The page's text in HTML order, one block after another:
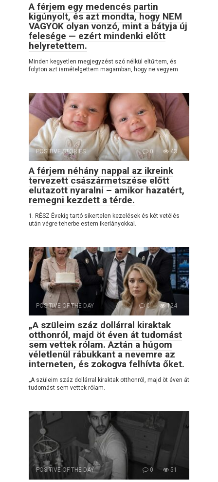
A férjem egy medencés partin
kigúnyolt, és azt mondta, hogy NEM
VAGYOK olyan vonzó, mint a bátyja új
felesége — ezért mindenki előtt
helyretettem.
Minden kegyetlen megjegyzést szó nélkül eltűrtem, és
folyton azt ismételgettem magamban, hogy ne vegyem
POSITIVE STORIES 0 43
A férjem néhány nappal az ikreink
tervezett császármetszése előtt
elutazott nyaralni – amikor hazatért,
remegni kezdett a térde.
1. RÉSZ Évekig tartó sikertelen kezelések és két vetélés
után végre teherbe estem ikerlányokkal.
POSITIVE OF THE DAY 0 124
„A szüleim száz dollárral kiraktak
otthonról, majd öt éven át tudomást
sem vettek rólam. Aztán a húgom
véletlenül rábukkant a nevemre az
interneten, és zokogva felhívta őket.
„A szüleim száz dollárral kiraktak otthonról, majd öt éven át
tudomást sem vettek rólam.
POSITIVE OF THE DAY 0 51